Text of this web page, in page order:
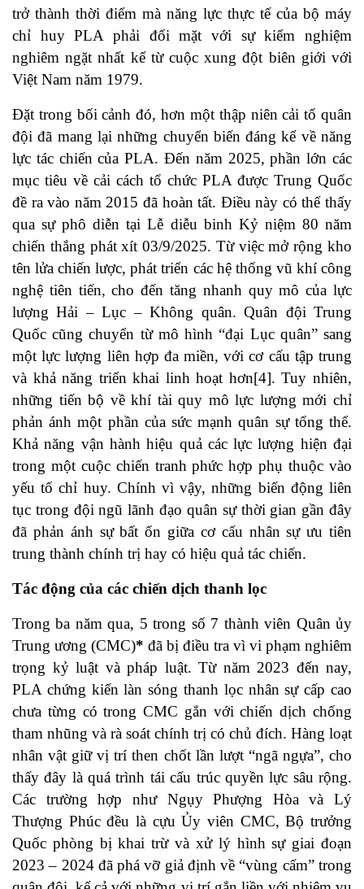
trở thành thời điểm mà năng lực thực tế của bộ máy
chỉ huy PLA phải đối mặt với sự kiểm nghiệm
nghiêm ngặt nhất kể từ cuộc xung đột biên giới với
Việt Nam năm 1979.
Đặt trong bối cảnh đó, hơn một thập niên cải tổ quân
đội đã mang lại những chuyển biến đáng kể về năng
lực tác chiến của PLA. Đến năm 2025, phần lớn các
mục tiêu về cải cách tổ chức PLA được Trung Quốc
đề ra vào năm 2015 đã hoàn tất. Điều này có thể thấy
qua sự phô diễn tại Lễ diễu binh Kỷ niệm 80 năm
chiến thắng phát xít 03/9/2025. Từ việc mở rộng kho
tên lửa chiến lược, phát triển các hệ thống vũ khí công
nghệ tiên tiến, cho đến tăng nhanh quy mô của lực
lượng Hải – Lục – Không quân. Quân đội Trung
Quốc cũng chuyển từ mô hình “đại Lục quân” sang
một lực lượng liên hợp đa miền, với cơ cấu tập trung
và khả năng triển khai linh hoạt hơn[4]. Tuy nhiên,
những tiến bộ về khí tài quy mô lực lượng mới chỉ
phản ánh một phần của sức mạnh quân sự tổng thể.
Khả năng vận hành hiệu quả các lực lượng hiện đại
trong một cuộc chiến tranh phức hợp phụ thuộc vào
yếu tố chỉ huy. Chính vì vậy, những biến động liên
tục trong đội ngũ lãnh đạo quân sự thời gian gần đây
đã phản ánh sự bất ổn giữa cơ cấu nhân sự ưu tiên
trung thành chính trị hay có hiệu quả tác chiến.
Tác động của các chiến dịch thanh lọc
Trong ba năm qua, 5 trong số 7 thành viên Quân ủy
Trung ương (CMC)* đã bị điều tra vì vi phạm nghiêm
trọng kỷ luật và pháp luật. Từ năm 2023 đến nay,
PLA chứng kiến làn sóng thanh lọc nhân sự cấp cao
chưa từng có trong CMC gắn với chiến dịch chống
tham nhũng và rà soát chính trị có chủ đích. Hàng loạt
nhân vật giữ vị trí then chốt lần lượt “ngã ngựa”, cho
thấy đây là quá trình tái cấu trúc quyền lực sâu rộng.
Các trường hợp như Ngụy Phượng Hòa và Lý
Thượng Phúc đều là cựu Ủy viên CMC, Bộ trưởng
Quốc phòng bị khai trừ và xử lý hình sự giai đoạn
2023 – 2024 đã phá vỡ giả định về “vùng cấm” trong